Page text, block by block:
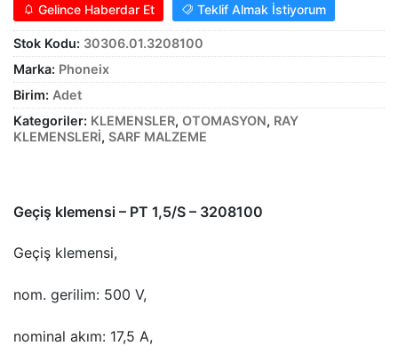
PANOLAR
ASPİRATÖRLER
Gelince Haberdar Et Teklif Almak İstiyorum
Stok Kodu: 30306.01.3208100
Marka: Phoneix
Birim: Adet
Kategoriler: KLEMENSLER, OTOMASYON, RAY
KLEMENSLERİ, SARF MALZEME
Geçiş klemensi – PT 1,5/S – 3208100
Geçiş klemensi,
nom. gerilim: 500 V,
nominal akım: 17,5 A,